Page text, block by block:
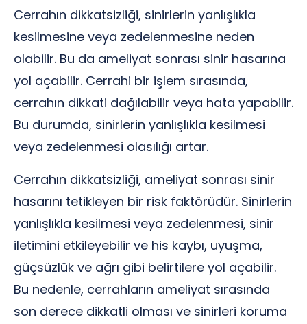
Cerrahın dikkatsizliği, sinirlerin yanlışlıkla
kesilmesine veya zedelenmesine neden
olabilir. Bu da ameliyat sonrası sinir hasarına
yol açabilir. Cerrahi bir işlem sırasında,
cerrahın dikkati dağılabilir veya hata yapabilir.
Bu durumda, sinirlerin yanlışlıkla kesilmesi
veya zedelenmesi olasılığı artar.
Cerrahın dikkatsizliği, ameliyat sonrası sinir
hasarını tetikleyen bir risk faktörüdür. Sinirlerin
yanlışlıkla kesilmesi veya zedelenmesi, sinir
iletimini etkileyebilir ve his kaybı, uyuşma,
güçsüzlük ve ağrı gibi belirtilere yol açabilir.
Bu nedenle, cerrahların ameliyat sırasında
son derece dikkatli olması ve sinirleri koruma